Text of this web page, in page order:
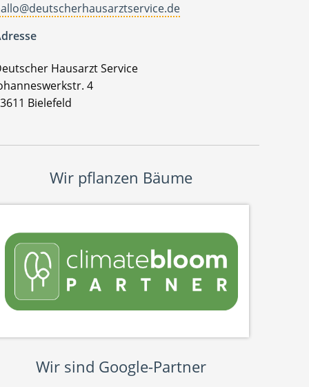
Hausarzt Service
4
Bielefeld
Wir pflanzen Bäume
Wir sind Google-Partner